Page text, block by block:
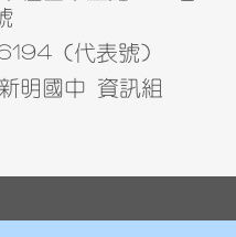
(代表號)
明國中 資訊組